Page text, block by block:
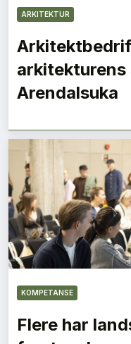
ARKITEKTUR
arkitekturens
Arendalsuka
KOMPETANSE
Flere har